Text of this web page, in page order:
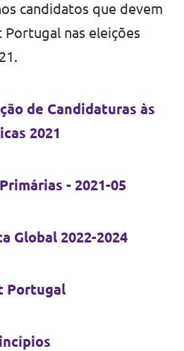
candidatos que devem
nas eleições
de Candidaturas às
2021
- 2021-05
Global 2022-2024
Portugal